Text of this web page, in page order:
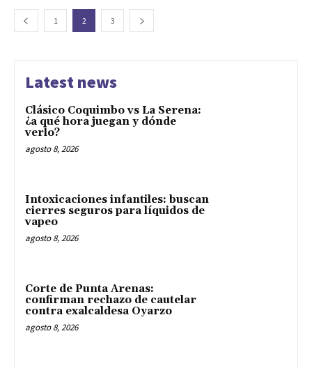
1 2 3
Latest news
Clásico Coquimbo vs La Serena:
¿a qué hora juegan y dónde
verlo?
agosto 8, 2026
Intoxicaciones infantiles: buscan
cierres seguros para líquidos de
vapeo
agosto 8, 2026
Corte de Punta Arenas:
confirman rechazo de cautelar
contra exalcaldesa Oyarzo
agosto 8, 2026